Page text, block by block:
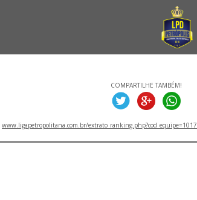
COMPARTILHE TAMBÉM!
www.ligapetropolitana.com.br/extrato_ranking.php?cod_equipe=1017